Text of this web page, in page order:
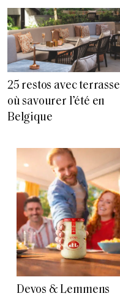
25 restos avec terrasse
où savourer l’été en
Belgique
Devos & Lemmens